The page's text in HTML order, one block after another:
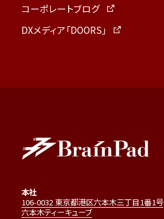
コーポレートブログ
DXメディア「DOORS」
本社
106-0032 東京都港区六本木三丁目1番1号
六本木ティーキューブ